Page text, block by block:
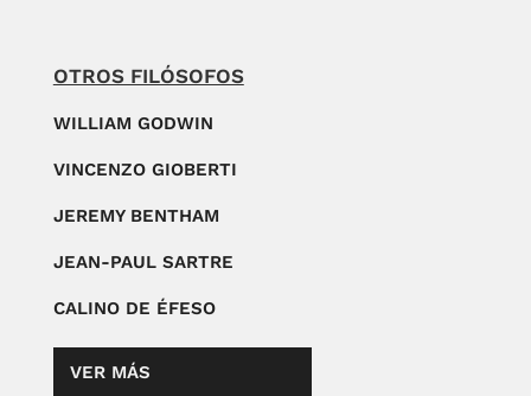
OTROS FILÓSOFOS
WILLIAM GODWIN
VINCENZO GIOBERTI
JEREMY BENTHAM
JEAN-PAUL SARTRE
CALINO DE ÉFESO
VER MÁS